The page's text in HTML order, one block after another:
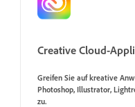
Creative Cloud-
Greifen Sie auf kreative
Photoshop, Illustrator,
zu.